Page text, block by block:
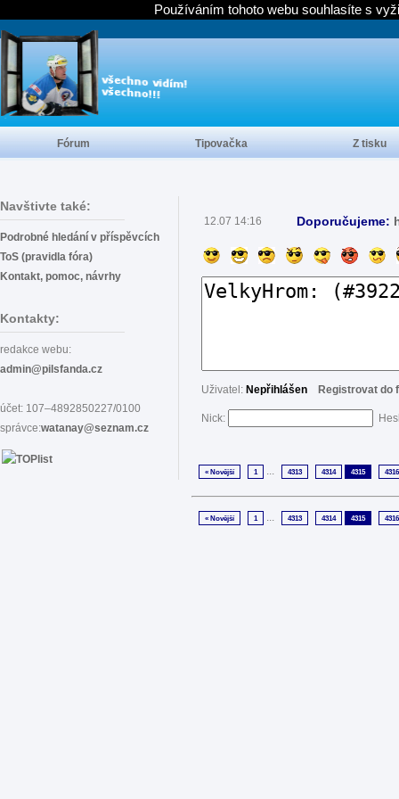
Navštivte také:
Podrobné hledání v příspěvcích
ToS (pravidla fóra)
Kontakt, pomoc, návrhy
Kontakty:
redakce webu:
admin@pilsfanda.cz
účet: 107–4892850227/0100
správce:watanay@seznam.cz
12.07 14:16 Doporučujeme:
Uživatel: Nepřihlášen Registrovat do
Nick:
« Novější 1 ... 4313 4314 4315 4316
« Novější 1 ... 4313 4314 4315 4316
Fórum Tipovačka Z tisku
Používáním tohoto webu souhlasíte s